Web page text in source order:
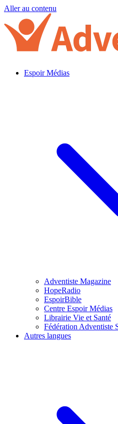
Aller au contenu
Espoir Médias
Adventiste Magazine
HopeRadio
EspoirBible
Centre Espoir Médias
Librairie Vie et Santé
Fédération Adventiste
Autres langues